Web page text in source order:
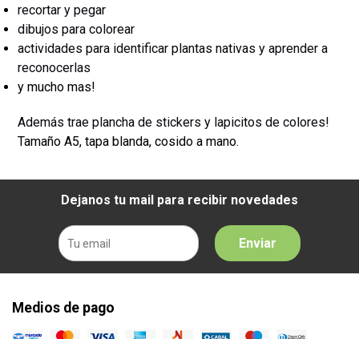
recortar y pegar
dibujos para colorear
actividades para identificar plantas nativas y aprender a
reconocerlas
y mucho mas!
Además trae plancha de stickers y lapicitos de colores!
Tamaño A5, tapa blanda, cosido a mano.
Dejanos tu mail para recibir novedades
Enviar
Medios de pago